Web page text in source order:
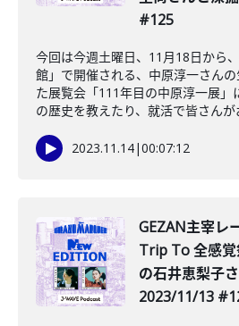
#125
今回は今週土曜日、11月18日から
館」で開催される、中原淳一さん
た展覧会「111年目の中原淳一展」
の歴史を教えたり、就活で皆さんが
2023.11.14|00:07:12
GEZAN主宰レ
Trip To 全感覚
の石井恵梨子
2023/11/13